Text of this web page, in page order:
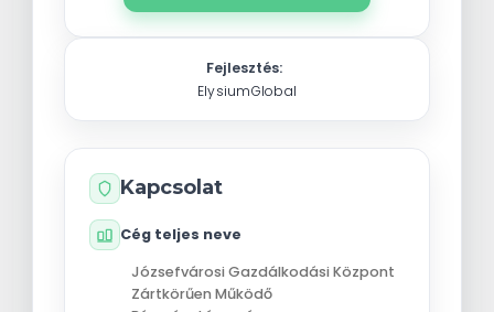
Fejlesztés:
ElysiumGlobal
Kapcsolat
Cég teljes neve
Józsefvárosi Gazdálkodási Központ
Zártkörűen Működő